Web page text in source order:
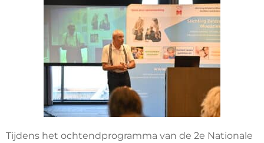
Tijdens het ochtendprogramma van de 2e Nationale